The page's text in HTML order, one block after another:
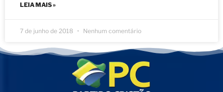
LEIA MAIS »
7 de junho de 2018 Nenhum comentário